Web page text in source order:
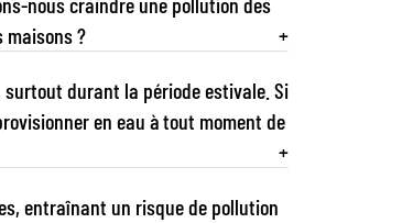
?
+
durant la période estivale. Si
en eau à tout moment de
+
entraînant un risque de pollution